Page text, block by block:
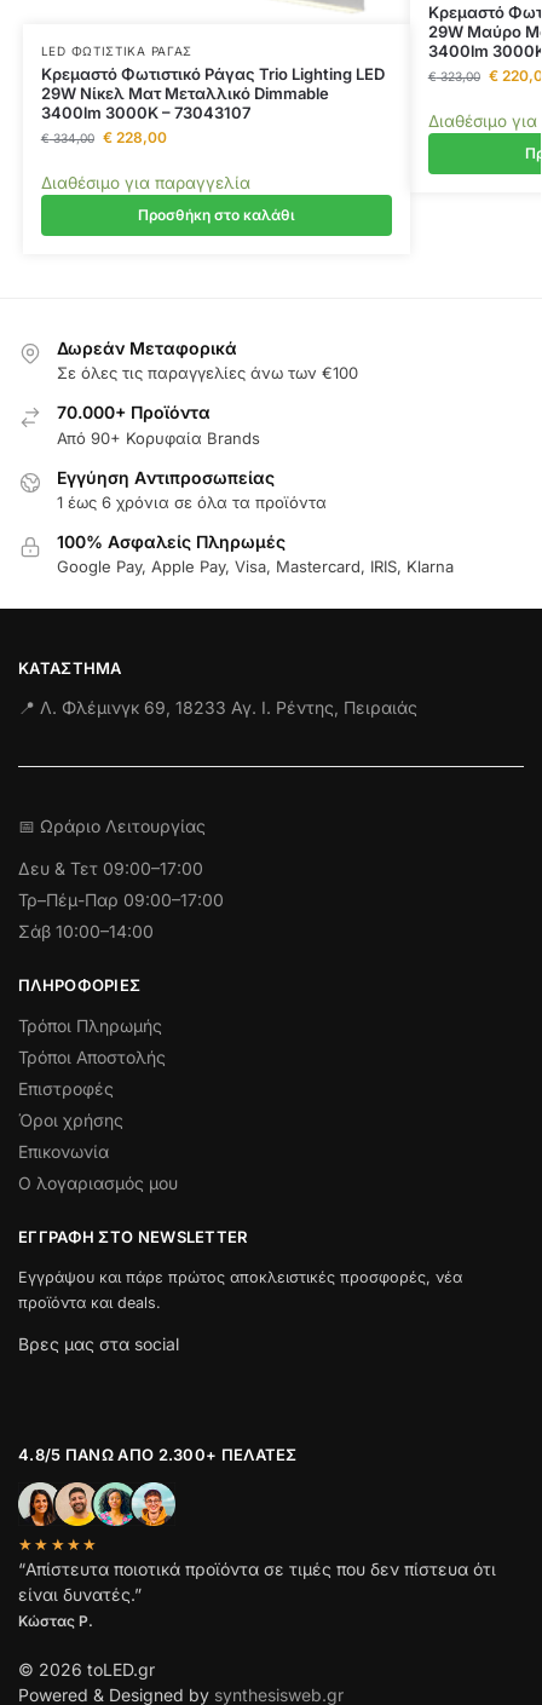
LED ΦΩΤΙΣΤΙΚΆ ΡΆΓΑΣ
Κρεμαστό Φωτιστικό Ράγας Trio Lighting LED
29W Νίκελ Ματ Μεταλλικό Dimmable
3400lm 3000K – 73043107
€334,00 €228,00
Διαθέσιμο για παραγγελία
Προσθήκη στο καλάθι
Κρεμαστό
29W Μαύρο
3400lm
€323,00 €
Διαθέσιμο
Δωρεάν Μεταφορικά
Σε όλες τις παραγγελίες άνω των €100
70.000+ Προϊόντα
Από 90+ Κορυφαία Brands
Εγγύηση Aντιπροσωπείας
1 έως 6 χρόνια σε όλα τα προϊόντα
100% Ασφαλείς Πληρωμές
Google Pay, Apple Pay, Visa, Mastercard, IRIS, Klarna
ΚΑΤΆΣΤΗΜΑ
📍 Λ. Φλέμινγκ 69, 18233 Αγ. Ι. Ρέντης, Πειραιάς
📅 Ωράριο Λειτουργίας
Δευ & Τετ 09:00–17:00
Τρ–Πέμ-Παρ 09:00–17:00
Σάβ 10:00–14:00
ΠΛΗΡΟΦΟΡΊΕΣ
Τρόποι Πληρωμής
Τρόποι Αποστολής
Επιστροφές
Όροι χρήσης
Επικονωνία
Ο λογαριασμός μου
ΕΓΓΡΑΦΉ ΣΤΟ NEWSLETTER
Εγγράψου και πάρε πρώτος αποκλειστικές προσφορές, νέα
προϊόντα και deals.
Βρες μας στα social
4.8/5 ΠΆΝΩ ΑΠΌ 2.300+ ΠΕΛΆΤΕΣ
★★★★★
“Απίστευτα ποιοτικά προϊόντα σε τιμές που δεν πίστευα ότι
είναι δυνατές.”
Κώστας Ρ.
© 2026 toLED.gr
Powered & Designed by synthesisweb.gr